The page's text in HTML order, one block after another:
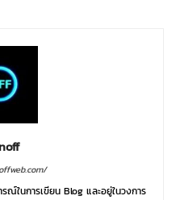
ณ์ในการเขียน Blog และอยู่ในวงการ